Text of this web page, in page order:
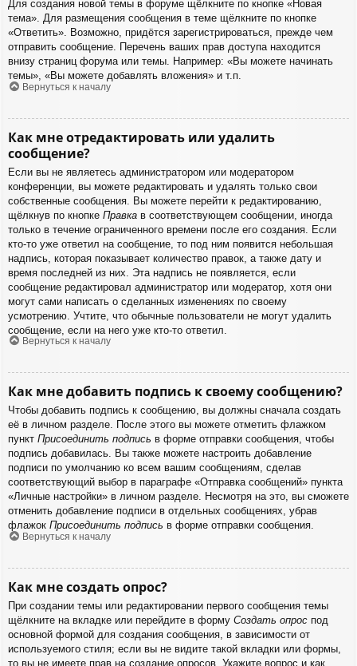
Для создания новой темы в форуме щёлкните по кнопке «Новая
тема». Для размещения сообщения в теме щёлкните по кнопке
«Ответить». Возможно, придётся зарегистрироваться, прежде чем
отправить сообщение. Перечень ваших прав доступа находится
внизу страниц форума или темы. Например: «Вы можете начинать
темы», «Вы можете добавлять вложения» и т.п.
Вернуться к началу
Как мне отредактировать или удалить
сообщение?
Если вы не являетесь администратором или модератором
конференции, вы можете редактировать и удалять только свои
собственные сообщения. Вы можете перейти к редактированию,
щёлкнув по кнопке Правка в соответствующем сообщении, иногда
только в течение ограниченного времени после его создания. Если
кто-то уже ответил на сообщение, то под ним появится небольшая
надпись, которая показывает количество правок, а также дату и
время последней из них. Эта надпись не появляется, если
сообщение редактировал администратор или модератор, хотя они
могут сами написать о сделанных изменениях по своему
усмотрению. Учтите, что обычные пользователи не могут удалить
сообщение, если на него уже кто-то ответил.
Вернуться к началу
Как мне добавить подпись к своему сообщению?
Чтобы добавить подпись к сообщению, вы должны сначала создать
её в личном разделе. После этого вы можете отметить флажком
пункт Присоединить подпись в форме отправки сообщения, чтобы
подпись добавилась. Вы также можете настроить добавление
подписи по умолчанию ко всем вашим сообщениям, сделав
соответствующий выбор в параграфе «Отправка сообщений» пункта
«Личные настройки» в личном разделе. Несмотря на это, вы сможете
отменить добавление подписи в отдельных сообщениях, убрав
флажок Присоединить подпись в форме отправки сообщения.
Вернуться к началу
Как мне создать опрос?
При создании темы или редактировании первого сообщения темы
щёлкните на вкладке или перейдите в форму Создать опрос под
основной формой для создания сообщения, в зависимости от
используемого стиля; если вы не видите такой вкладки или формы,
то вы не имеете прав на создание опросов. Укажите вопрос и как